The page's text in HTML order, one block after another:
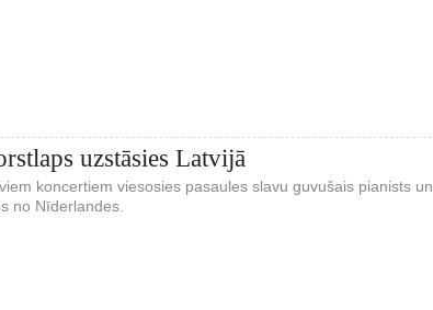
uzstāsies Latvijā
koncertiem viesosies pasaules slavu guvušais pianists un
no Nīderlandes.